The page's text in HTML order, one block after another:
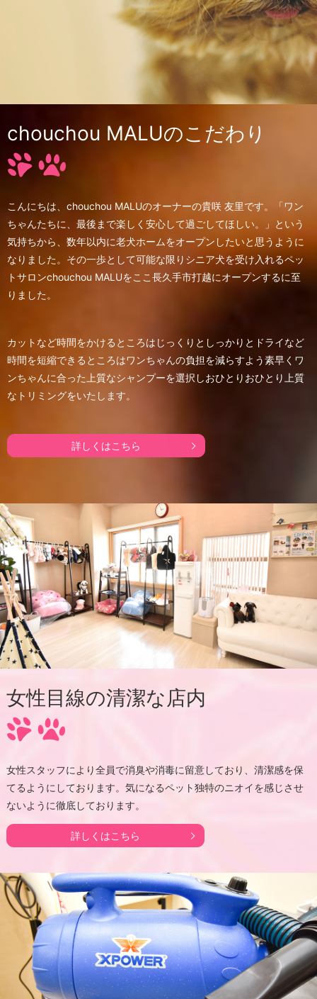
chouchou MALUのこだわり
こんにちは、chouchou MALUのオーナーの貴咲 友里です。
「ワン
ちゃんたちに、最後まで楽しく安心して過ごしてほしい。」 という
気持ちから、数年以内に老犬ホームをオープンしたいと思うように
なりました。 その一歩として可能な限りシニア犬を受け入れるペッ
トサロンchouchou MALUをここ長久手市打越にオープンするに至
りました。
カットなど時間をかけるところはじっくりとしっかりと ドライなど
時間を短縮できるところはワンちゃんの負担を減らすよう素早く ワ
ンちゃんに合った上質なシャンプーを選択しおひとりおひとり上質
なトリミングをいたします。
詳しくはこちら
女性目線の清潔な店内
女性スタッフにより全員で消臭や消毒に留意しており、清潔感を保
てるようにしております。気になるペット独特のニオイを感じさせ
ないように徹底しております。
詳しくはこちら